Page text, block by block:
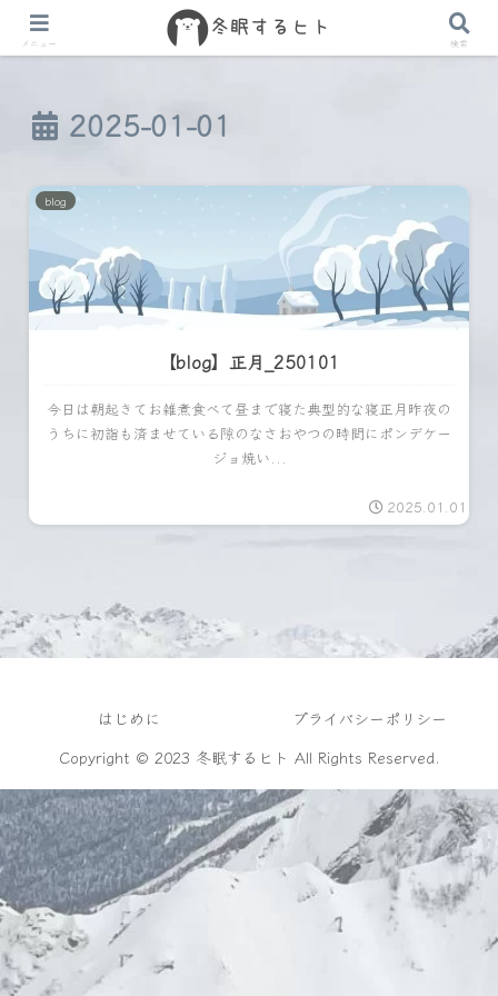
2025-01-01
blog
【blog】正月_250101
今日は朝起きてお雑煮食べて昼まで寝た典型的な寝正月昨夜の
うちに初詣も済ませている隙のなさおやつの時間にポンデケー
ジョ焼い...
2025.01.01
はじめに
プライバシーポリシー
Copyright © 2023 冬眠するヒト All Rights Reserved.
メニュー 検索